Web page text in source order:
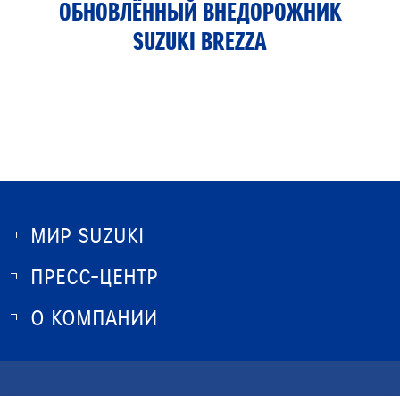
ОБНОВЛЁННЫЙ ВНЕДОРОЖНИК
SUZUKI BREZZA
МИР SUZUKI
О SUZUKI
ПРЕСС-ЦЕНТР
НОВОСТИ
О КОМПАНИИ